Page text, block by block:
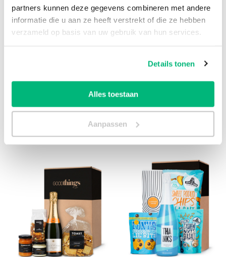
partners kunnen deze gegevens combineren met andere
informatie die u aan ze heeft verstrekt of die ze hebben
verzameld op basis van uw gebruik van hun services.
Details tonen
Alles toestaan
Aanpassen
probleem. Klik op de onderstaande link, vul het
formulier in en ontvang op werkdagenbinnen 1
uureen passende offerte!
Bekijk ook: